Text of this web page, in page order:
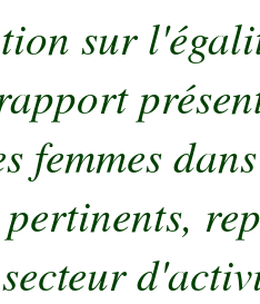
sur
femmes